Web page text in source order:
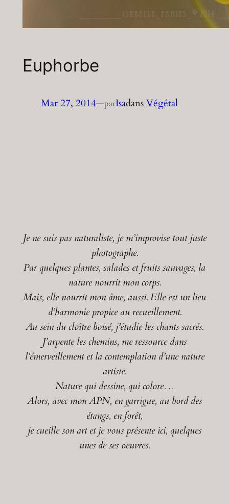
Euphorbe
Mar 27, 2014—parIsadansVégétal
Je ne suis pas naturaliste, je m’improvise tout juste
photographe.
Par quelques plantes, salades et fruits sauvages, la
nature nourrit mon corps.
Mais, elle nourrit mon âme, aussi. Elle est un lieu
d’harmonie propice au recueillement.
Au sein du cloître boisé, j’étudie les chants sacrés.
J’arpente les chemins, me ressource dans
l’émerveillement et la contemplation d’une nature
artiste.
Nature qui dessine, qui colore…
Alors, avec mon APN, en garrigue, au bord des
étangs, en forêt,
je cueille son art et je vous présente ici, quelques
unes de ses oeuvres.